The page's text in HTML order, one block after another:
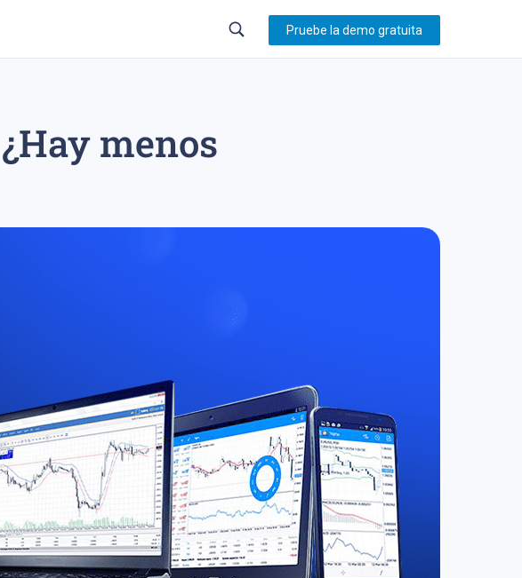
plazo ipo 2023 trading en forex
Pruebe la demo gratuita
menos